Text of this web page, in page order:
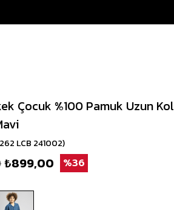
Çocuk %100 Pamuk Uzun Kol
LCB 241002)
₺899,00 36